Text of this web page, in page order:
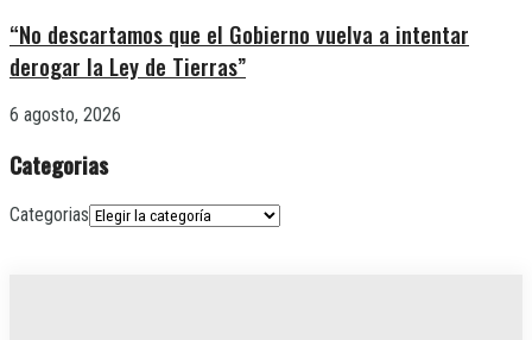
“No descartamos que el Gobierno vuelva a intentar
derogar la Ley de Tierras”
6 agosto, 2026
Categorias
Categorias